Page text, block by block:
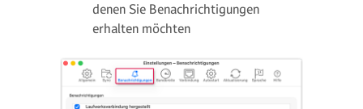
denen Sie Benachrichtigungen
erhalten möchten